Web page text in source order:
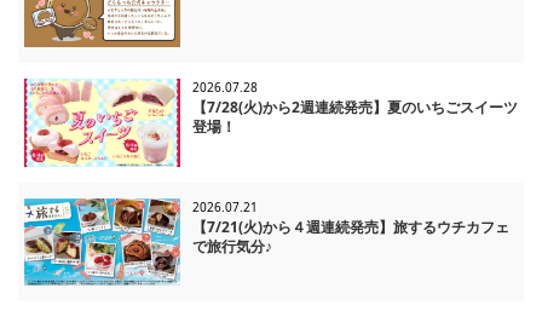
2026.07.28
【7/28(火)から2週連続発売】夏のいちごスイーツ
登場！
2026.07.21
【7/21(火)から４週連続発売】旅するウチカフェ
で旅行気分♪